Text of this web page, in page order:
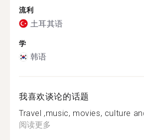
流利
土耳其语
学
韩语
我喜欢谈论的话题
Travel ,music, movies, culture
阅读更多